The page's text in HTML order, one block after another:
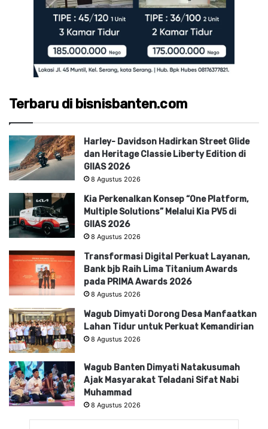
Terbaru di bisnisbanten.com
Harley- Davidson Hadirkan Street Glide
dan Heritage Classie Liberty Edition di
GIIAS 2026
8 Agustus 2026
Kia Perkenalkan Konsep “One Platform,
Multiple Solutions” Melalui Kia PV5 di
GIIAS 2026
8 Agustus 2026
Transformasi Digital Perkuat Layanan,
Bank bjb Raih Lima Titanium Awards
pada PRIMA Awards 2026
8 Agustus 2026
Wagub Dimyati Dorong Desa Manfaatkan
Lahan Tidur untuk Perkuat Kemandirian
8 Agustus 2026
Wagub Banten Dimyati Natakusumah
Ajak Masyarakat Teladani Sifat Nabi
Muhammad
8 Agustus 2026